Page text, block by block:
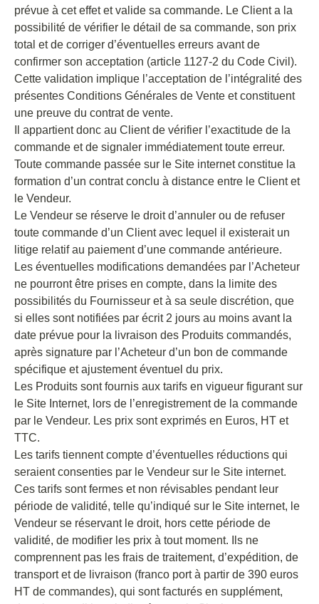
prévue à cet effet et valide sa commande. Le Client a la
possibilité de vérifier le détail de sa commande, son prix
total et de corriger d’éventuelles erreurs avant de
confirmer son acceptation (article 1127-2 du Code Civil).
Cette validation implique l’acceptation de l’intégralité des
présentes Conditions Générales de Vente et constituent
une preuve du contrat de vente.
Il appartient donc au Client de vérifier l’exactitude de la
commande et de signaler immédiatement toute erreur.
Toute commande passée sur le Site internet constitue la
formation d’un contrat conclu à distance entre le Client et
le Vendeur.
Le Vendeur se réserve le droit d’annuler ou de refuser
toute commande d’un Client avec lequel il existerait un
litige relatif au paiement d’une commande antérieure.
Les éventuelles modifications demandées par l’Acheteur
ne pourront être prises en compte, dans la limite des
possibilités du Fournisseur et à sa seule discrétion, que
si elles sont notifiées par écrit 2 jours au moins avant la
date prévue pour la livraison des Produits commandés,
après signature par l’Acheteur d’un bon de commande
spécifique et ajustement éventuel du prix.
Les Produits sont fournis aux tarifs en vigueur figurant sur
le Site Internet, lors de l’enregistrement de la commande
par le Vendeur. Les prix sont exprimés en Euros, HT et
TTC.
Les tarifs tiennent compte d’éventuelles réductions qui
seraient consenties par le Vendeur sur le Site internet.
Ces tarifs sont fermes et non révisables pendant leur
période de validité, telle qu’indiqué sur le Site internet, le
Vendeur se réservant le droit, hors cette période de
validité, de modifier les prix à tout moment. Ils ne
comprennent pas les frais de traitement, d’expédition, de
transport et de livraison (franco port à partir de 390 euros
HT de commandes), qui sont facturés en supplément,